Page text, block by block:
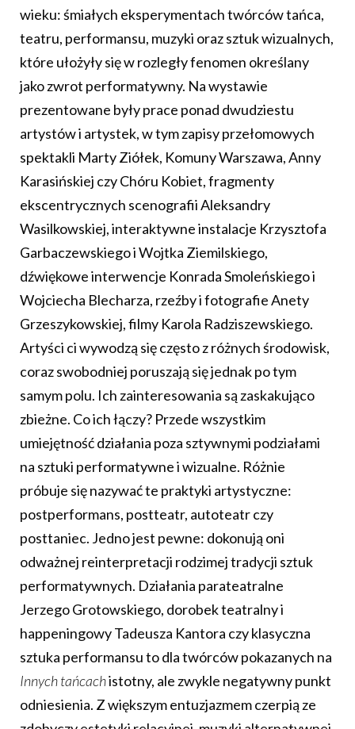
wieku: śmiałych eksperymentach twórców tańca,
teatru, performansu, muzyki oraz sztuk wizualnych,
które ułożyły się w rozległy fenomen określany
jako zwrot performatywny. Na wystawie
prezentowane były prace ponad dwudziestu
artystów i artystek, w tym zapisy przełomowych
spektakli Marty Ziółek, Komuny Warszawa, Anny
Karasińskiej czy Chóru Kobiet, fragmenty
ekscentrycznych scenografii Aleksandry
Wasilkowskiej, interaktywne instalacje Krzysztofa
Garbaczewskiego i Wojtka Ziemilskiego,
dźwiękowe interwencje Konrada Smoleńskiego i
Wojciecha Blecharza, rzeźby i fotografie Anety
Grzeszykowskiej, filmy Karola Radziszewskiego.
Artyści ci wywodzą się często z różnych środowisk,
coraz swobodniej poruszają się jednak po tym
samym polu. Ich zainteresowania są zaskakująco
zbieżne. Co ich łączy? Przede wszystkim
umiejętność działania poza sztywnymi podziałami
na sztuki performatywne i wizualne. Różnie
próbuje się nazywać te praktyki artystyczne:
postperformans, postteatr, autoteatr czy
posttaniec. Jedno jest pewne: dokonują oni
odważnej reinterpretacji rodzimej tradycji sztuk
performatywnych. Działania parateatralne
Jerzego Grotowskiego, dorobek teatralny i
happeningowy Tadeusza Kantora czy klasyczna
sztuka performansu to dla twórców pokazanych na
Innych tańcachistotny, ale zwykle negatywny punkt
odniesienia. Z większym entuzjazmem czerpią ze